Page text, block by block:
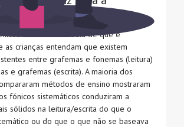
assentam na ideia de que é
as crianças entendam que existem
entre grafemas e fonemas (leitura)
e grafemas (escrita). A maioria dos
métodos de ensino mostraram
fónicos sistemáticos conduziram a
sólidos na leitura/escrita do que o
ou do que o que não se baseava